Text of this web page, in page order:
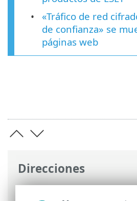
Direcciones
Ayuda en línea de ESET>
«Tráfico de red
de confianza» se
páginas web